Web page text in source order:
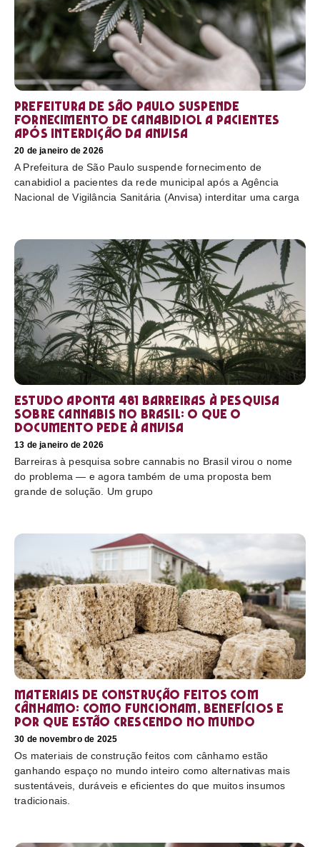
Prefeitura de São Paulo suspende
fornecimento de canabidiol a pacientes
após interdição da Anvisa
20 de janeiro de 2026
A Prefeitura de São Paulo suspende fornecimento de
canabidiol a pacientes da rede municipal após a Agência
Nacional de Vigilância Sanitária (Anvisa) interditar uma carga
Estudo aponta 481 barreiras à pesquisa
sobre cannabis no Brasil: o que o
documento pede à Anvisa
13 de janeiro de 2026
Barreiras à pesquisa sobre cannabis no Brasil virou o nome
do problema — e agora também de uma proposta bem
grande de solução. Um grupo
Materiais de construção feitos com
cânhamo: como funcionam, benefícios e
por que estão crescendo no mundo
30 de novembro de 2025
Os materiais de construção feitos com cânhamo estão
ganhando espaço no mundo inteiro como alternativas mais
sustentáveis, duráveis e eficientes do que muitos insumos
tradicionais.